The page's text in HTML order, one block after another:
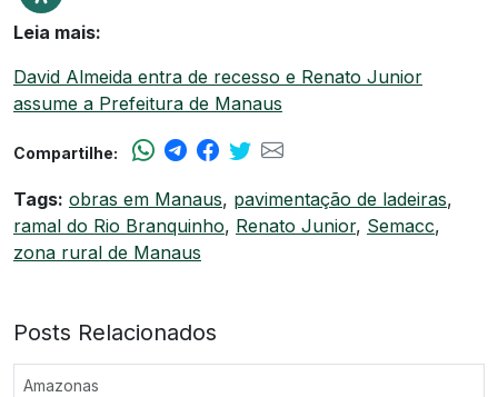
Leia mais:
David Almeida entra de recesso e Renato Junior
assume a Prefeitura de Manaus
Compartilhe:
Tags: obras em Manaus, pavimentação de ladeiras,
ramal do Rio Branquinho, Renato Junior, Semacc,
zona rural de Manaus
Posts Relacionados
Amazonas